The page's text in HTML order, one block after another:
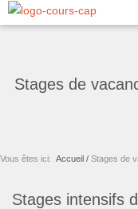
Aller
au
Stages de
Vous êtes ici: Accueil / Stages de
Stages intensifs